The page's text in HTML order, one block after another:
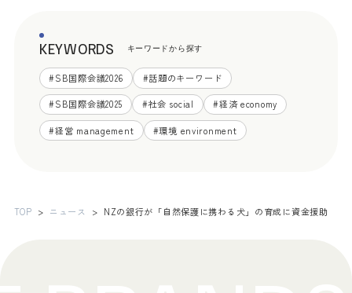
KEYWORDS キーワードから探す
#SB国際会議2026 #話題のキーワード
#SB国際会議2025 #社会 social #経済 economy
#経営 management #環境 environment
TOP ニュース NZの銀行が「自然保護に携わる犬」の育成に資金援助